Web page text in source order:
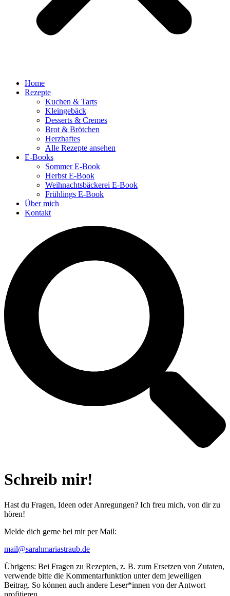
Home
Rezepte
Kuchen & Tarts
Kleingebäck
Desserts & Cremes
Brot & Brötchen
Herzhaftes
Alle Rezepte ansehen
E-Books
Sommer E-Book
Herbst E-Book
Weihnachtsbäckerei E-Book
Frühlings E-Book
Über mich
Kontakt
Schreib mir!
Hast du Fragen, Ideen oder Anregungen? Ich freu mich, von dir zu
hören!
Melde dich gerne bei mir per Mail:
mail@sarahmariastraub.de
Übrigens: Bei Fragen zu Rezepten, z. B. zum Ersetzen von Zutaten,
verwende bitte die Kommentarfunktion unter dem jeweiligen
Beitrag. So können auch andere Leser*innen von der Antwort
profitieren.